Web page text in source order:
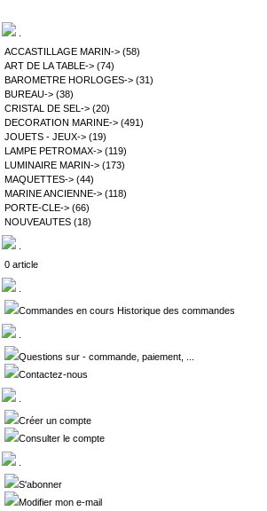
ACCASTILLAGE MARIN-> (58)
ART DE LA TABLE-> (74)
BAROMETRE HORLOGES-> (31)
BUREAU-> (38)
CRISTAL DE SEL-> (20)
DECORATION MARINE-> (491)
JOUETS - JEUX-> (19)
LAMPE PETROMAX-> (119)
LUMINAIRE MARIN-> (173)
MAQUETTES-> (44)
MARINE ANCIENNE-> (118)
PORTE-CLE-> (66)
NOUVEAUTES (18)
0 article
Commandes en cours Historique des commandes
Questions sur - commande, paiement, ...
Contactez-nous
Créer un compte
Consulter le compte
S'abonner
Modifier mon e-mail